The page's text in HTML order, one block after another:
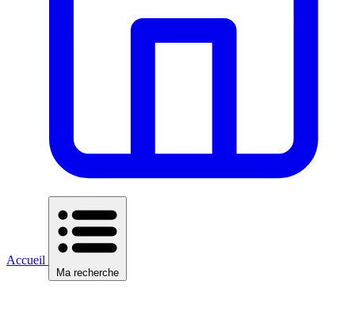
Accueil
Ma recherche